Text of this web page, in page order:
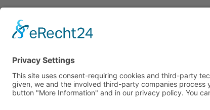
7575info@koppelschleuse-meppen.de